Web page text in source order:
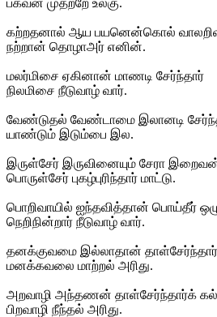
கற்றதனால் ஆய பயனென்கொல்
நற்றான் தொழாஅர் எனின்.
மலர்மிசை ஏகினான் மாணடி சேர்ந்தார்
நிலமிசை நீடுவாழ் வார்.
வேண்டுதல் வேண்டாமை இலானடி
யாண்டும் இடும்பை இல.
இருள்சேர் இருவினையும் சேரா
பொருள்சேர் புகழ்புரிந்தார் மாட்டு.
பொறிவாயில் ஐந்தவித்தான் பொய்தீர்
நெறிநின்றார் நீடுவாழ் வார்.
தனக்குவமை இல்லாதான்
மனக்கவலை மாற்றல் அரிது.
அறவாழி அந்தணன் தாள்சேர்ந்தார்க்
பிறவாழி நீந்தல் அரிது.